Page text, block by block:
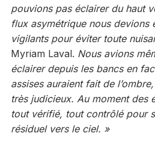
pouvions pas éclairer du haut
flux asymétrique nous devions
vigilants pour éviter toute
Myriam Laval. Nous avions
éclairer depuis les bancs en
assises auraient fait de
très judicieux. Au moment des
tout vérifié, tout contrôlé pour
résiduel vers le ciel. »